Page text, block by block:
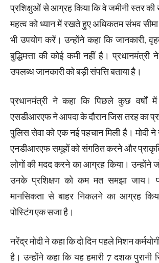
प्रशिक्षुओं से आग्रह किया कि वे जमीनी स्तर की
महत्व को ध्यान में रखते हुए अधिकतम संभव सीमा
भी उपयोग करें। उन्होंने कहा कि जानकारी,
बुद्धिमत्ता की कोई कमी नहीं है। प्रधानमंत्री
उपलब्ध जानकारी को बड़ी संपत्ति बताया है।
प्रधानमंत्री ने कहा कि पिछले कुछ वर्षों
एसडीआरएफ ने आपदा के दौरान जिस तरह का
पुलिस सेवा को एक नई पहचान मिली है। मोदी
एनडीआरएफ समूहों को संगठित करने और
लोगों की मदद करने का आग्रह किया। उन्होंने
उनके प्रशिक्षण को कम मत समझा जाय।
मानसिकता से बाहर निकलने का आग्रह
पोस्टिंग एक सजा है।
नरेंद्र मोदी ने कहा कि दो दिन पहले मिशन
है। उन्होंने कहा कि यह हमारी 7 दशक पुरानी